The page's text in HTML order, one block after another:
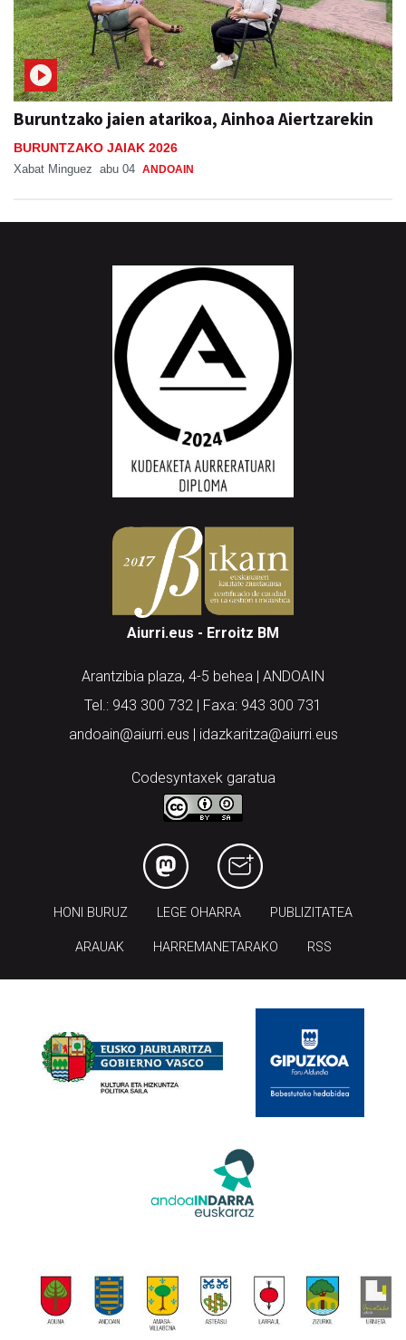
Buruntzako jaien atarikoa, Ainhoa Aiertzarekin
BURUNTZAKO JAIAK 2026
Xabat Minguez abu 04 ANDOAIN
Aiurri.eus - Erroitz BM
Arantzibia plaza, 4-5 behea | ANDOAIN
Tel.: 943 300 732 | Faxa: 943 300 731
andoain@aiurri.eus | idazkaritza@aiurri.eus
Codesyntaxek garatua
HONI BURUZ LEGE OHARRA PUBLIZITATEA
ARAUAK HARREMANETARAKO RSS